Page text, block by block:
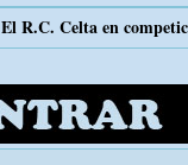
El R.C. Celta en